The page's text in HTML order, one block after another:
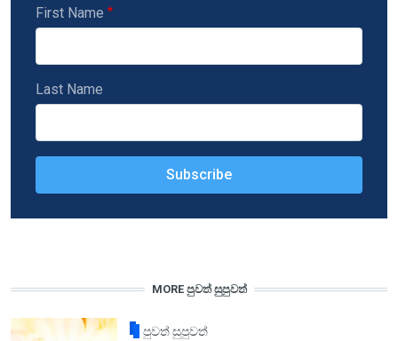
First Name
Last Name
MORE පුවත් සුපුවත්
පුවත් සුපුවත්